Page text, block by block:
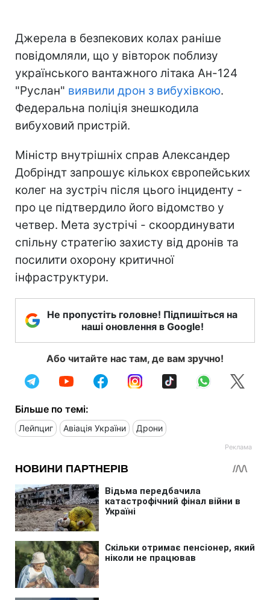
Джерела в безпекових колах раніше
повідомляли, що у вівторок поблизу
українського вантажного літака Ан-124
"Руслан" виявили дрон з вибухівкою.
Федеральна поліція знешкодила
вибуховий пристрій.
Міністр внутрішніх справ Александер
Добріндт запрошує кількох європейських
колег на зустріч після цього інциденту -
про це підтвердило його відомство у
четвер. Мета зустрічі - скоординувати
спільну стратегію захисту від дронів та
посилити охорону критичної
інфраструктури.
Не пропустіть головне! Підпишіться на
наші оновлення в Google!
Або читайте нас там, де вам зручно!
Більше по темі:
Лейпциг Авіація України Дрони